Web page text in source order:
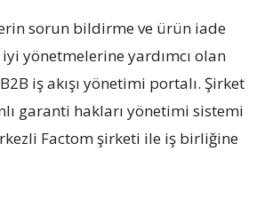
sorun bildirme ve ürün iade
yönetmelerine yardımcı olan
iş akışı yönetimi portalı. Şirket
garanti hakları yönetimi sistemi
Factom şirketi ile iş birliğine